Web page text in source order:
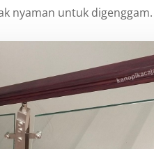
nyaman untuk digenggam.